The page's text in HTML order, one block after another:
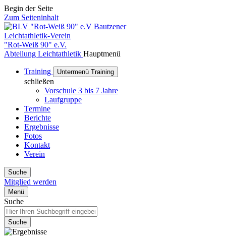
Begin der Seite
Zum Seiteninhalt
Bautzener
Leichtathletik-Verein
"Rot-Weiß 90" e.V.
Abteilung Leichtathletik Hauptmenü
Training Untermenü Training
schließen
Vorschule 3 bis 7 Jahre
Laufgruppe
Termine
Berichte
Ergebnisse
Fotos
Kontakt
Verein
Suche
Mitglied werden
Menü
Suche
Suche